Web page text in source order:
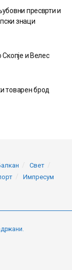
пресврти и
знаци
и Велес
товарен брод
Свет
Импресум